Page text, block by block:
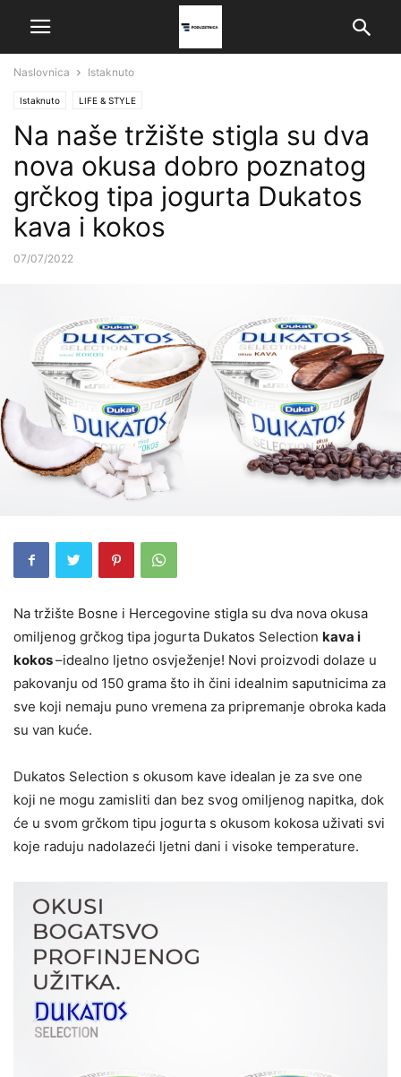
Naslovnica Istaknuto
Istaknuto LIFE & STYLE
Na naše tržište stigla su dva
nova okusa dobro poznatog
grčkog tipa jogurta Dukatos
kava i kokos
07/07/2022
Na tržište Bosne i Hercegovine stigla su dva nova okusa
omiljenog grčkog tipa jogurta Dukatos Selection kava i
kokos–idealno ljetno osvježenje! Novi proizvodi dolaze u
pakovanju od 150 grama što ih čini idealnim saputnicima za
sve koji nemaju puno vremena za pripremanje obroka kada
su van kuće.
Dukatos Selection s okusom kave idealan je za sve one
koji ne mogu zamisliti dan bez svog omiljenog napitka, dok
će u svom grčkom tipu jogurta s okusom kokosa uživati svi
koje raduju nadolazeći ljetni dani i visoke temperature.